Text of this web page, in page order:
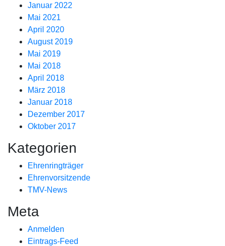
Januar 2022
Mai 2021
April 2020
August 2019
Mai 2019
Mai 2018
April 2018
März 2018
Januar 2018
Dezember 2017
Oktober 2017
Kategorien
Ehrenringträger
Ehrenvorsitzende
TMV-News
Meta
Anmelden
Eintrags-Feed